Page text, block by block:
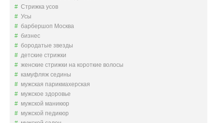
Стрижка усов
Усы
барбершоп Москва
бизнес
бородатые звезды
детские стрижки
женские стрижки на короткие волосы
камуфляж седины
мужская парикмахерская
мужское здоровье
мужской маникюр
мужской педикюр